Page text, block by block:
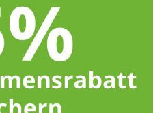
im 1-kg-